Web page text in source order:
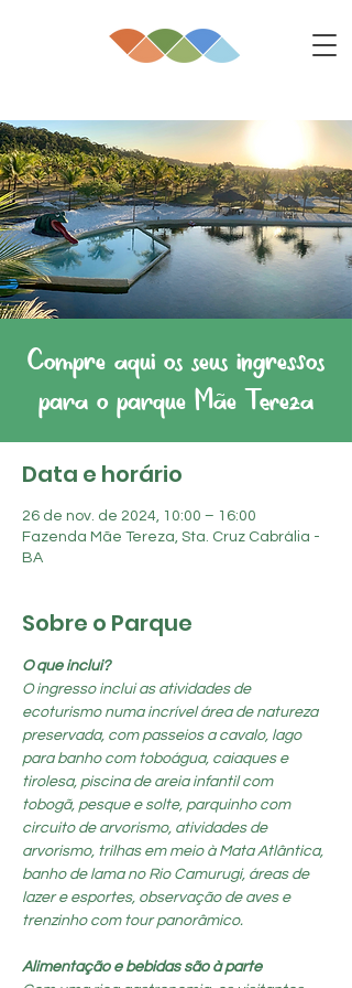
Compre aqui os seus ingressos
para o parque Mãe Tereza
Data e horário
26 de nov. de 2024, 10:00 – 16:00
Fazenda Mãe Tereza, Sta. Cruz Cabrália -
BA
Sobre o Parque
O que inclui?
O ingresso inclui as atividades de
ecoturismo numa incrível área de natureza
preservada, com passeios a cavalo, lago
para banho com toboágua, caiaques e
tirolesa, piscina de areia infantil com
tobogã, pesque e solte, parquinho com
circuito de arvorismo, atividades de
arvorismo, trilhas em meio à Mata Atlântica,
banho de lama no Rio Camurugi, áreas de
lazer e esportes, observação de aves e
trenzinho com tour panorâmico.
Alimentação e bebidas são à parte